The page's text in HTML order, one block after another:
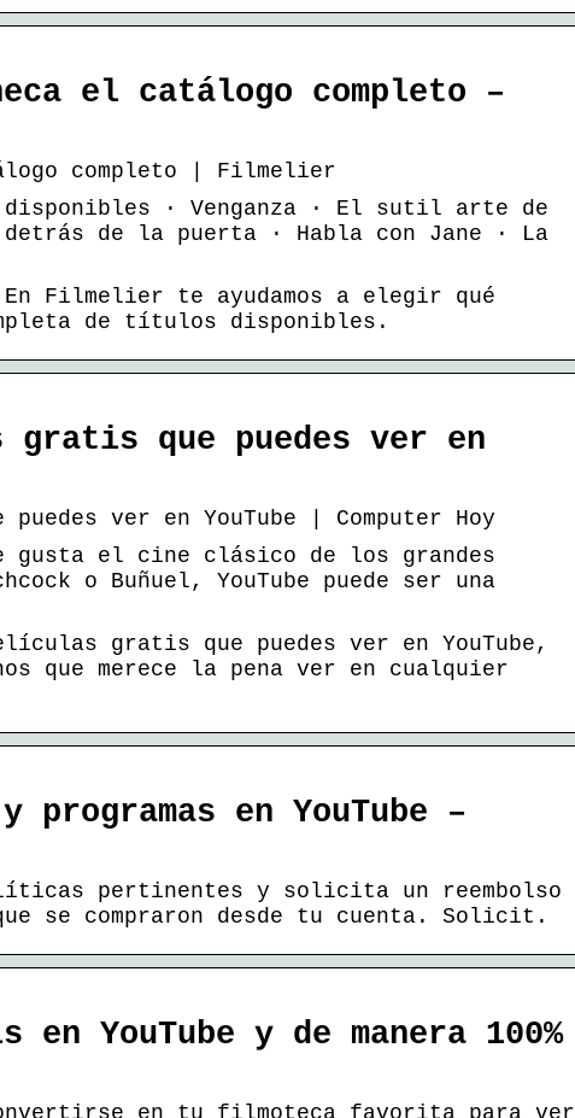
el catálogo completo –
completo | Filmelier
disponibles · Venganza · El sutil arte de
de la puerta · Habla con Jane · La
Filmelier te ayudamos a elegir qué
de títulos disponibles.
gratis que puedes ver en
ver en YouTube | Computer Hoy
gusta el cine clásico de los grandes
o Buñuel, YouTube puede ser una
gratis que puedes ver en YouTube,
que merece la pena ver en cualquier
programas en YouTube –
pertinentes y solicita un reembolso
se compraron desde tu cuenta. Solicit.
YouTube y de manera 100%